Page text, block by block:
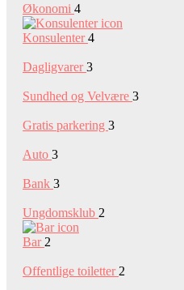
Økonomi 4
Konsulenter4
Dagligvarer3
Sundhed og Velvære 3
Gratis parkering 3
Auto 3
Bank 3
Ungdomsklub 2
Bar 2
Offentlige toiletter 2